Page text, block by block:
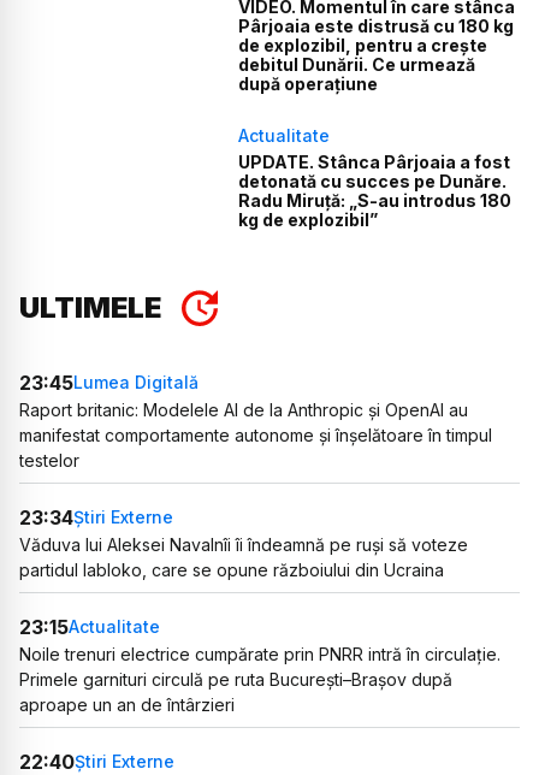
VIDEO. Momentul în care stânca
Pârjoaia este distrusă cu 180 kg
de explozibil, pentru a crește
debitul Dunării. Ce urmează
după operațiune
Actualitate
UPDATE. Stânca Pârjoaia a fost
detonată cu succes pe Dunăre.
Radu Miruță: „S-au introdus 180
kg de explozibil”
ULTIMELE
23:45Lumea Digitală
Raport britanic: Modelele AI de la Anthropic și OpenAI au
manifestat comportamente autonome și înșelătoare în timpul
testelor
23:34Știri Externe
Văduva lui Aleksei Navalnîi îi îndeamnă pe ruși să voteze
partidul Iabloko, care se opune războiului din Ucraina
23:15Actualitate
Noile trenuri electrice cumpărate prin PNRR intră în circulație.
Primele garnituri circulă pe ruta București–Brașov după
aproape un an de întârzieri
22:40Știri Externe